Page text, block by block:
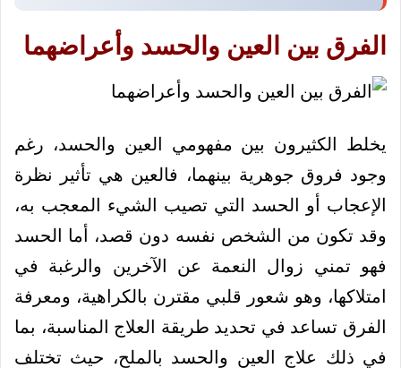
الفرق بين العين والحسد وأعراضهما
يخلط الكثيرون بين مفهومي العين والحسد، رغم
وجود فروق جوهرية بينهما، فالعين هي تأثير نظرة
الإعجاب أو الحسد التي تصيب الشيء المعجب به،
وقد تكون من الشخص نفسه دون قصد، أما الحسد
فهو تمني زوال النعمة عن الآخرين والرغبة في
امتلاكها، وهو شعور قلبي مقترن بالكراهية، ومعرفة
الفرق تساعد في تحديد طريقة العلاج المناسبة، بما
في ذلك علاج العين والحسد بالملح، حيث تختلف